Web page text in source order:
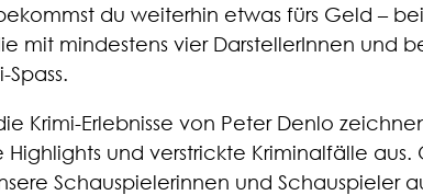
du weiterhin etwas fürs Geld –
mit mindestens vier DarstellerInnen und
Krimi-Erlebnisse von Peter Denlo
Highlights und verstrickte Kriminalfälle
Schauspielerinnen und Schauspieler